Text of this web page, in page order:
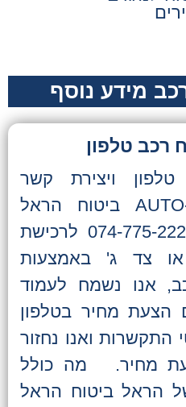
מידע נוסף
רכב טלפון
ויצירת קשר
באמצעות AUTO-SHILED ביטוח הראל
ביטוח רכב טלפון: 074-775-2222 לרכישת
צד ג' באמצעות
אנו נשמח לעמוד
הצעת מחיר בטלפון
התקשרות ואנו נחזור
מחיר. מה כולל
הראל ביטוח הראל